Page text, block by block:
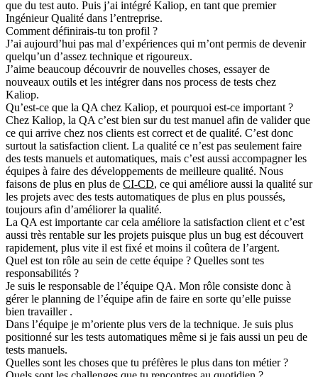
que du test auto. Puis j’ai intégré Kaliop, en tant que premier
Ingénieur Qualité dans l’entreprise.
Comment définirais-tu ton profil ?
J’ai aujourd’hui pas mal d’expériences qui m’ont permis de devenir
quelqu’un d’assez technique et rigoureux.
J’aime beaucoup découvrir de nouvelles choses, essayer de
nouveaux outils et les intégrer dans nos process de tests chez
Kaliop.
Qu’est-ce que la QA chez Kaliop, et pourquoi est-ce important ?
Chez Kaliop, la QA c’est bien sur du test manuel afin de valider que
ce qui arrive chez nos clients est correct et de qualité. C’est donc
surtout la satisfaction client. La qualité ce n’est pas seulement faire
des tests manuels et automatiques, mais c’est aussi accompagner les
équipes à faire des développements de meilleure qualité. Nous
faisons de plus en plus de CI-CD, ce qui améliore aussi la qualité sur
les projets avec des tests automatiques de plus en plus poussés,
toujours afin d’améliorer la qualité.
La QA est importante car cela améliore la satisfaction client et c’est
aussi très rentable sur les projets puisque plus un bug est découvert
rapidement, plus vite il est fixé et moins il coûtera de l’argent.
Quel est ton rôle au sein de cette équipe ? Quelles sont tes
responsabilités ?
Je suis le responsable de l’équipe QA. Mon rôle consiste donc à
gérer le planning de l’équipe afin de faire en sorte qu’elle puisse
bien travailler .
Dans l’équipe je m’oriente plus vers de la technique. Je suis plus
positionné sur les tests automatiques même si je fais aussi un peu de
tests manuels.
Quelles sont les choses que tu préfères le plus dans ton métier ?